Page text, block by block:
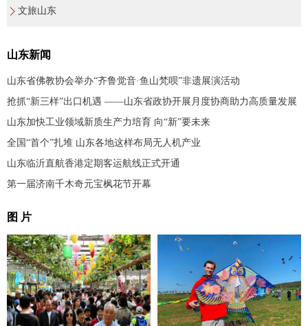
文旅山东
山东新闻
山东省佛教协会举办“齐鲁觉音·鱼山梵呗”非遗展演活动
抢抓“新三样”出口机遇 ——山东省政协开展月度协商助力高质量发展
山东加快工业领域新质生产力培育 向“新”要未来
全国“首个”扎堆 山东各地这样布局无人机产业
山东临沂直航香港定期客运航线正式开通
第一届济南千木奇元宝枫花节开幕
图 片